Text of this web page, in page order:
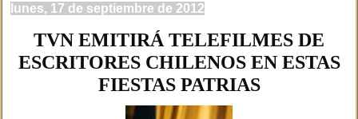
lunes, 17 de septiembre de 2012
TVN EMITIRÁ TELEFILMES DE
ESCRITORES CHILENOS EN ESTAS
FIESTAS PATRIAS